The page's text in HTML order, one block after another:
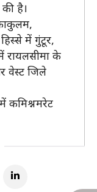
है।
में गुंटूर,
रायलसीमा के
वेस्ट जिले
कमिश्नमरेट